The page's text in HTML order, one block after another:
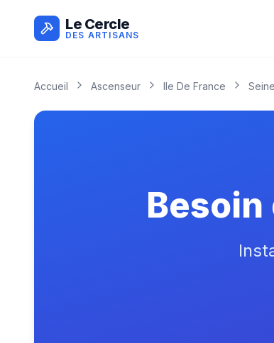
Le Cercle
DES ARTISANS
Accueil Ascenseur Ile De France